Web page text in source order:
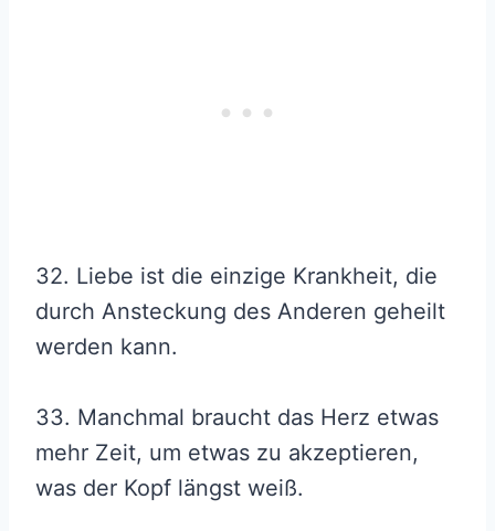
32. Liebe ist die einzige Krankheit, die
durch Ansteckung des Anderen geheilt
werden kann.
33. Manchmal braucht das Herz etwas
mehr Zeit, um etwas zu akzeptieren,
was der Kopf längst weiß.